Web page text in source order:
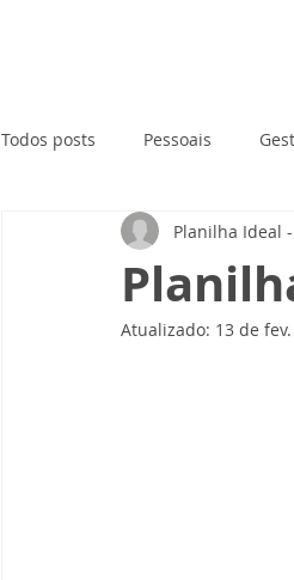
Todos posts Pessoais
Planilha Ideal
Atualizado: 13 de